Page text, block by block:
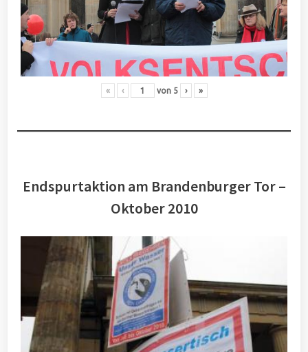
« ‹ von 5 › »
Endspurtaktion am Brandenburger Tor –
Oktober 2010